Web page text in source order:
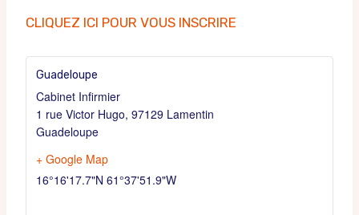
CLIQUEZ ICI POUR VOUS INSCRIRE
Guadeloupe
Cabinet Infirmier
1 rue Victor Hugo, 97129 Lamentin
Guadeloupe
+ Google Map
16°16'17.7"N 61°37'51.9"W